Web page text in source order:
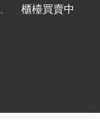
櫃檯買賣中